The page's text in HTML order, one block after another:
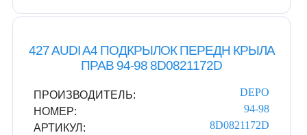
427 AUDI A4 ПОДКРЫЛОК ПЕРЕДН КРЫЛА
ПРАВ 94-98 8D0821172D
ПРОИЗВОДИТЕЛЬ:
DEPO
НОМЕР:
94-98
АРТИКУЛ:
8D0821172D